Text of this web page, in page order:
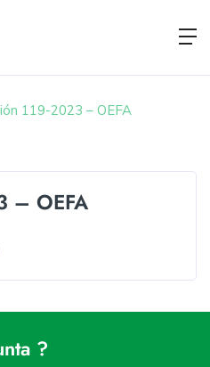
119-2023 – OEFA
– OEFA
?